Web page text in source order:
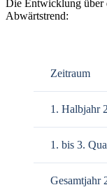
Die Entwicklung über
Abwärtstrend:
Zeitraum
1. Halbjahr
1. bis 3.
Gesamtjahr